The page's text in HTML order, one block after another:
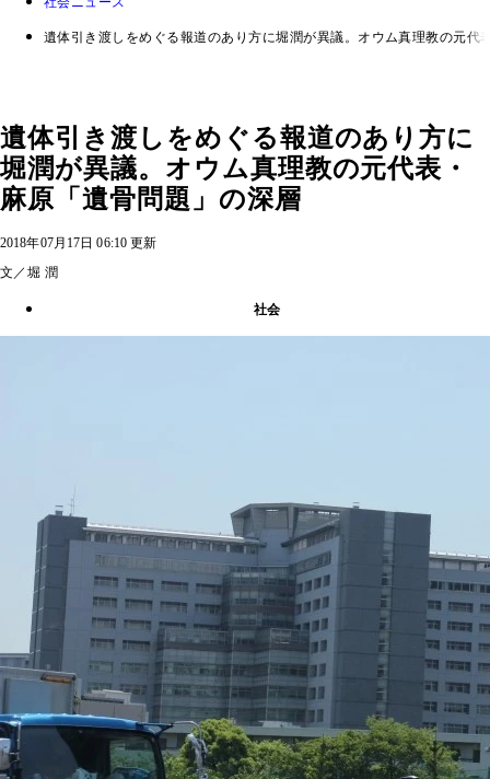
遺体引き渡しをめぐる報道のあり方に堀潤が異議。オウム真理教の元代
遺体引き渡しをめぐる報道のあり方に
堀潤が異議。オウム真理教の元代表・
麻原「遺骨問題」の深層
2018年07月17日 06:10 更新
文／堀 潤
社会